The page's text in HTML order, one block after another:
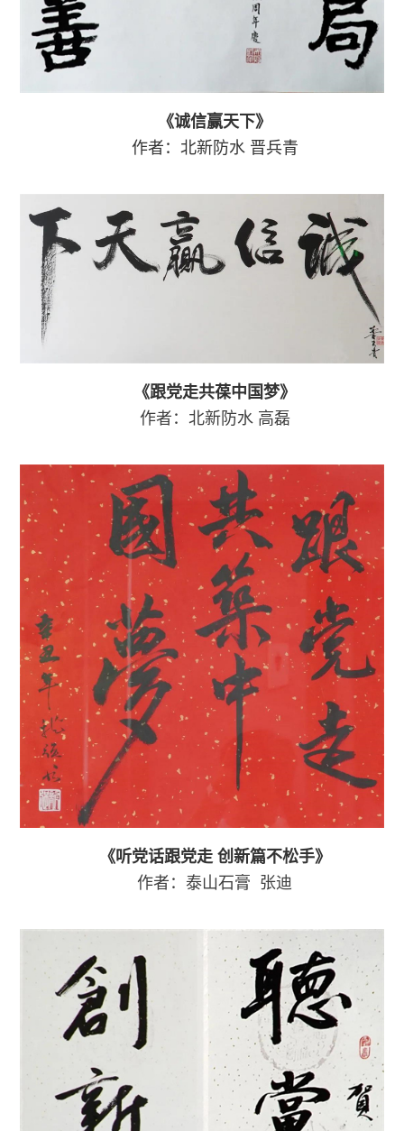
《诚信赢天下》
作者：北新防水 晋兵青
《跟党走共葆中国梦》
作者：北新防水 高磊
《听党话跟党走 创新篇不松手》
作者：泰山石膏 张迪